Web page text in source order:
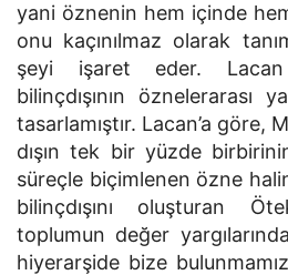
yani öznenin hem içinde
onu kaçınılmaz olarak
şeyi işaret eder. Lacan
bilinçdışının öznelerarası
tasarlamıştır. Lacan’a göre,
dışın tek bir yüzde
süreçle biçimlenen özne
bilinçdışını oluşturan
toplumun değer
hiyerarşide bize